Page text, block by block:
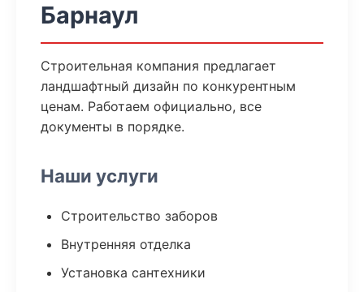
Барнаул
Строительная компания предлагает
ландшафтный дизайн по конкурентным
ценам. Работаем официально, все
документы в порядке.
Наши услуги
Строительство заборов
Внутренняя отделка
Установка сантехники